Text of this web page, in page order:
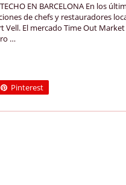
EN BARCELONA En los
de chefs y restauradores
El mercado Time Out Market
…
Pinterest